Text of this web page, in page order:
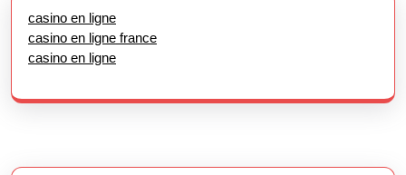
casino en ligne
casino en ligne france
casino en ligne